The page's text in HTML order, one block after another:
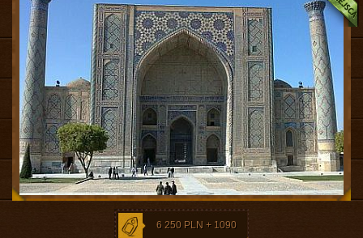
6 250 PLN + 1090